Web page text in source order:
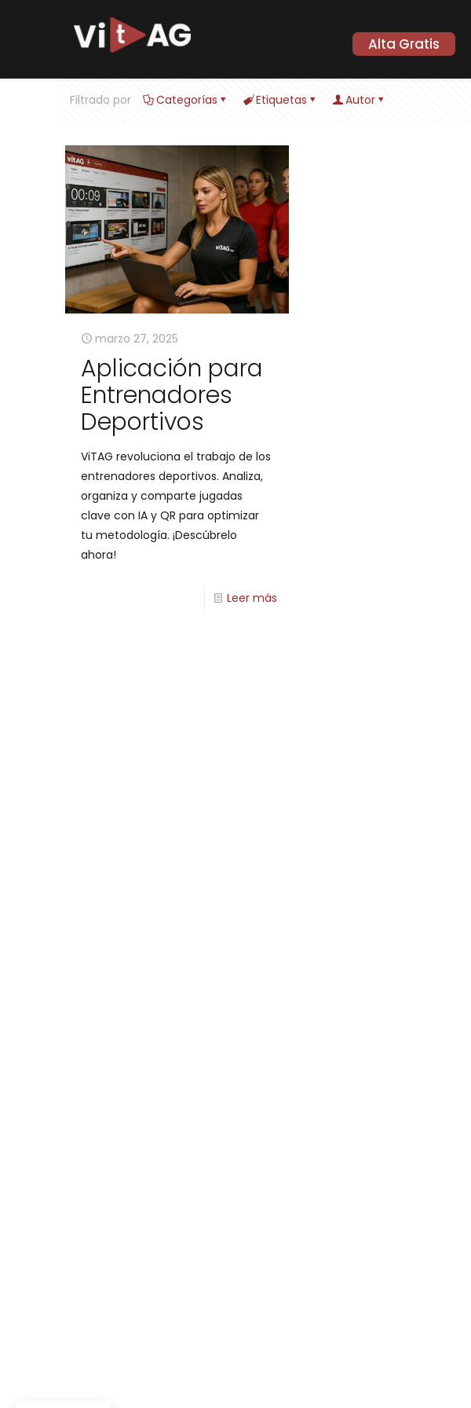
Alta Gratis
Filtrado por Categorías Etiquetas Autor
marzo 27, 2025
Aplicación para
Entrenadores
Deportivos
ViTAG revoluciona el trabajo de los
entrenadores deportivos. Analiza,
organiza y comparte jugadas
clave con IA y QR para optimizar
tu metodología. ¡Descúbrelo
ahora!
Leer más